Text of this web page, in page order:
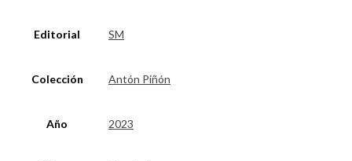
Editorial SM
Colección Antón Piñón
Año 2023